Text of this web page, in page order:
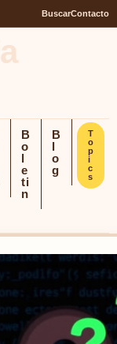
BuscarContacto
B
o
l
e
ti
n
B
l
o
g
T
o
p
i
c
s